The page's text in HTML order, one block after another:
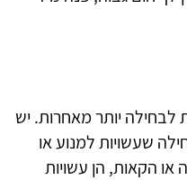
לבחילה יותר מאחרות. יש
שעשויות למנוע או
או הקאות, הן עשויות